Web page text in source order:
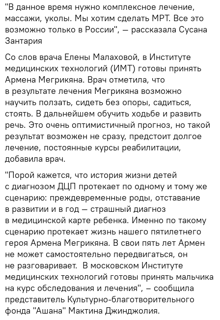
"В данное время нужно комплексное лечение,
массажи, уколы. Мы хотим сделать МРТ. Все это
возможно только в России", — рассказала Сусана
Зантария
Со слов врача Елены Малаховой, в Институте
медицинских технологий (ИМТ) готовы принять
Армена Мегрикяна. Врач отметила, что
в результате лечения Мегрикяна возможно
научить ползать, сидеть без опоры, садиться,
стоять. В дальнейшем обучить ходьбе и развить
речь. Это очень оптимистичный прогноз, но такой
результат возможен не сразу, предстоит долгое
лечение, постоянные курсы реабилитации,
добавила врач.
"Порой кажется, что история жизни детей
с диагнозом ДЦП протекает по одному и тому же
сценарию: преждевременные роды, отставание
в развитии и в год — страшный диагноз
в медицинской карте ребенка. Именно по такому
сценарию протекает жизнь нашего пятилетнего
героя Армена Мегрикяна. В свои пять лет Армен
не может самостоятельно передвигаться, он
не разговаривает. В московском Институте
медицинских технологий готовы принять мальчика
на курс обследования и лечения", – сообщила
представитель Культурно-благотворительного
фонда "Ашана" Мактина Джинджолия.